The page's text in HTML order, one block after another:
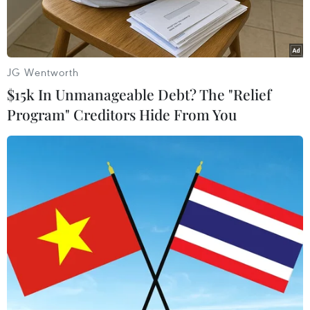
Tòa nhà bị phá hủy sau cuộc không kích của Israel tại Beirut,
Liban. (Ảnh: THX/TTXVN)
Ngày 6/6, Tổng thống Liban Joseph Aoun lên án
mạnh vụ tấn công của Israel vào một đội tuần
tra của quân đội Liban trên đường Khardali-
JG Wentworth
$15k In Unmanageable Debt? The "Relief
Program" Creditors Hide From You